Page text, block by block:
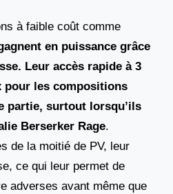
à faible coût comme
en puissance grâce
Leur accès rapide à 3
pour les compositions
partie, surtout lorsqu’ils
Berserker Rage.
de la moitié de PV, leur
ce qui leur permet de
adverses avant même que